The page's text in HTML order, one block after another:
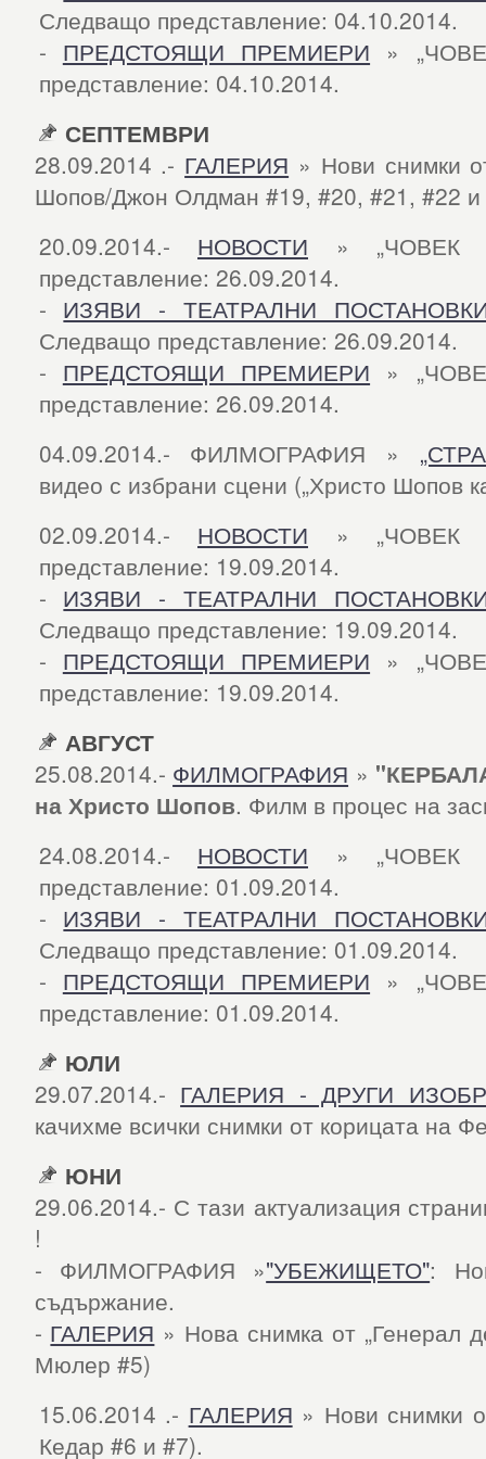
Следващо представление: 04.10.2014.
- ПРЕДСТОЯЩИ ПРЕМИЕРИ »
представление: 04.10.2014.
СЕПТЕМВРИ
28.09.2014 .- ГАЛЕРИЯ » Нови снимки
Шопов/Джон Олдман #19, #20, #21, #22 и
20.09.2014.- НОВОСТИ » „ЧОВЕК
представление: 26.09.2014.
- ИЗЯВИ - ТЕАТРАЛНИ
Следващо представление: 26.09.2014.
- ПРЕДСТОЯЩИ ПРЕМИЕРИ »
представление: 26.09.2014.
04.09.2014.- ФИЛМОГРАФИЯ »
видео с избрани сцени („Христо Шопов
02.09.2014.- НОВОСТИ » „ЧОВЕК
представление: 19.09.2014.
- ИЗЯВИ - ТЕАТРАЛНИ
Следващо представление: 19.09.2014.
- ПРЕДСТОЯЩИ ПРЕМИЕРИ »
представление: 19.09.2014.
АВГУСТ
25.08.2014.- ФИЛМОГРАФИЯ »
на Христо Шопов. Филм в процес на
24.08.2014.- НОВОСТИ » „ЧОВЕК
представление: 01.09.2014.
- ИЗЯВИ - ТЕАТРАЛНИ
Следващо представление: 01.09.2014.
- ПРЕДСТОЯЩИ ПРЕМИЕРИ »
представление: 01.09.2014.
ЮЛИ
29.07.2014.- ГАЛЕРИЯ - ДРУГИ
качихме всички снимки от корицата на
ЮНИ
29.06.2014.- С тази актуализация
!
- ФИЛМОГРАФИЯ »"УБЕЖИЩЕТО":
съдържание.
- ГАЛЕРИЯ » Нова снимка от „Генерал
Мюлер #5)
15.06.2014 .- ГАЛЕРИЯ » Нови снимки
Кедар #6 и #7).